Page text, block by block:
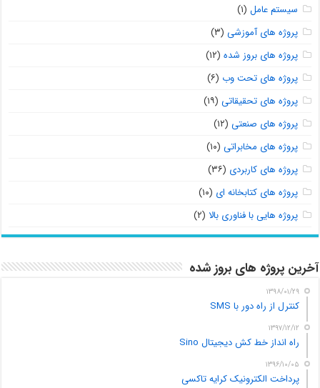
سیستم عامل (۱)
پروژه های آموزشی (۳)
پروژه های بروز شده (۱۲)
پروژه های تحت وب (۶)
پروژه های تحقیقاتی (۱۹)
پروژه های صنعتی (۱۲)
پروژه های مخابراتی (۱۰)
پروژه های کاربردی (۳۶)
پروژه های کتابخانه ای (۱۰)
پروژه هایی با فناوری بالا (۲)
آخرین پروژه های بروز شده
۱۳۹۸/۰۱/۲۹
کنترل از راه دور با SMS
۱۳۹۷/۱۲/۱۲
راه انداز خط کش دیجیتال Sino
۱۳۹۶/۱۰/۰۵
پرداخت الکترونیک کرایه تاکسی